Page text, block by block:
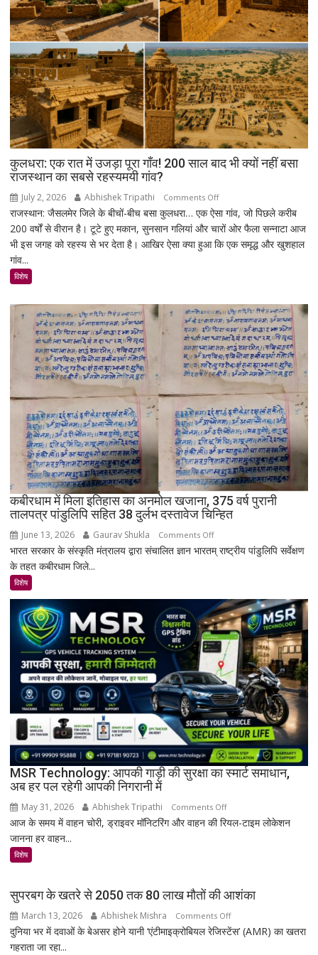
को
लेकर
सरकार
पर
साधा
निशाना
कुलधरा: एक रात में उजड़ा पूरा गाँव! 200 साल बाद भी क्यों नहीं बसा
राजस्थान का सबसे रहस्यमयी गांव?
July 2, 2026 Abhishek Tripathi Comments Offon
कुलधरा:
एक
रात
गाँव!
200
साल
बाद
भी
क्यों
बसा
राजस्थान
का
सबसे
रहस्यमयी
गांव?
राजस्थान: जैसलमेर जिले के बीचों-बीच बसा कुलधरा… एक ऐसा गांव, जो पिछले करीब
200 वर्षों से वीरान है। टूटे हुए मकान, सुनसान गलियां और चारों ओर फैला सन्नाटा आज
भी इस जगह को रहस्य से भर देता है। आखिर ऐसा क्या हुआ कि एक समृद्ध और खुशहाल
गांव...
विशेष
कबीरधाम में मिला इतिहास का अनमोल खजाना, 375 वर्ष पुरानी
तालपत्र पांडुलिपि सहित 38 दुर्लभ दस्तावेज चिन्हित
June 13, 2026 Gaurav Shukla Comments Offon
कबीरधाम
का
अनमोल
खजाना,
375
वर्ष
पुरानी
तालपत्र
पांडुलिपि
सहित
38
दुर्लभ
भारत सरकार के संस्कृति मंत्रालय द्वारा संचालित ज्ञान भारतम् राष्ट्रीय पांडुलिपि सर्वेक्षण
के तहत कबीरधाम जिले...
विशेष
MSR Technology: आपकी गाड़ी की सुरक्षा का स्मार्ट समाधान,
अब हर पल रहेगी आपकी निगरानी में
May 31, 2026 Abhishek Tripathi Comments Offon
MSR
सुरक्षा
का
स्मार्ट
आज के समय में वाहन चोरी, ड्राइवर मॉनिटरिंग और वाहन की रियल-टाइम लोकेशन
जानना हर वाहन...
विशेष
सुपरबग के खतरे से 2050 तक 80 लाख मौतों की आशंका
March 13, 2026 Abhishek Mishra Comments Offon
सुपरबग
दुनिया भर में दवाओं के बेअसर होने यानी ‘एंटीमाइक्रोबियल रेजिस्टेंस’ (AMR) का खतरा
गहराता जा रहा...